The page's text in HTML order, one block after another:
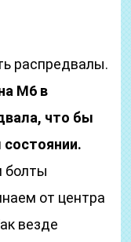
распредвалы.
М6 в
что бы
болты
от центра
везде